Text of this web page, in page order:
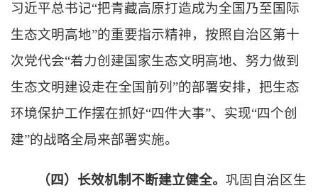
习近平总书记“把青藏高原打造成为全国乃至国际
生态文明高地”的重要指示精神，按照自治区第十
次党代会“着力创建国家生态文明高地、努力做到
生态文明建设走在全国前列”的部署安排，把生态
环境保护工作摆在抓好“四件大事”、实现“四个创
建”的战略全局来部署实施。
（四）长效机制不断建立健全。巩固自治区生